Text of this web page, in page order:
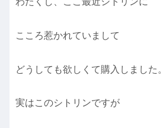
こころ惹かれていまして
どうしても欲しくて購入しました。
実はこのシトリンですが